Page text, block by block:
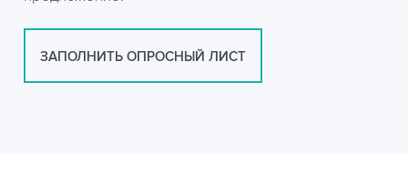
ЗАПОЛНИТЬ ОПРОСНЫЙ ЛИСТ